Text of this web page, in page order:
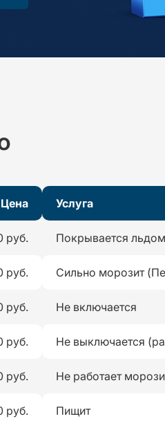
Цена Услуга
руб. Покрывается льдом
руб. Сильно морозит
руб. Не включается
руб. Не выключается
руб. Не работает
руб. Пищит